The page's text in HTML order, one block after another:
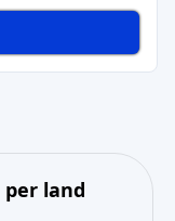
per land